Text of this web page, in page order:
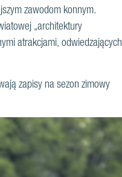
zawodom konnym.
„architektury
atrakcjami, odwiedzających
zapisy na sezon zimowy